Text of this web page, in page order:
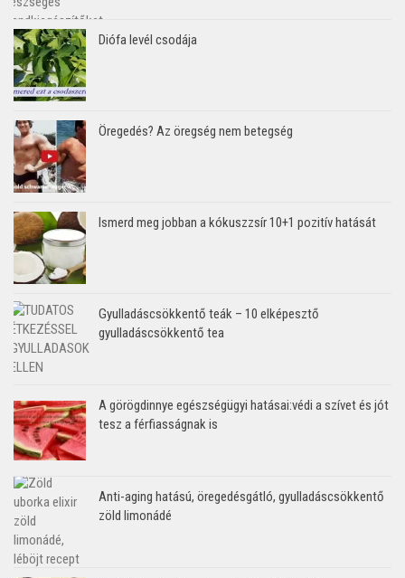
Diófa levél csodája
Öregedés? Az öregség nem betegség
Ismerd meg jobban a kókuszzsír 10+1 pozitív hatását
Gyulladáscsökkentő teák – 10 elképesztő
gyulladáscsökkentő tea
A görögdinnye egészségügyi hatásai:védi a szívet és jót
tesz a férfiasságnak is
Anti-aging hatású, öregedésgátló, gyulladáscsökkentő
zöld limonádé